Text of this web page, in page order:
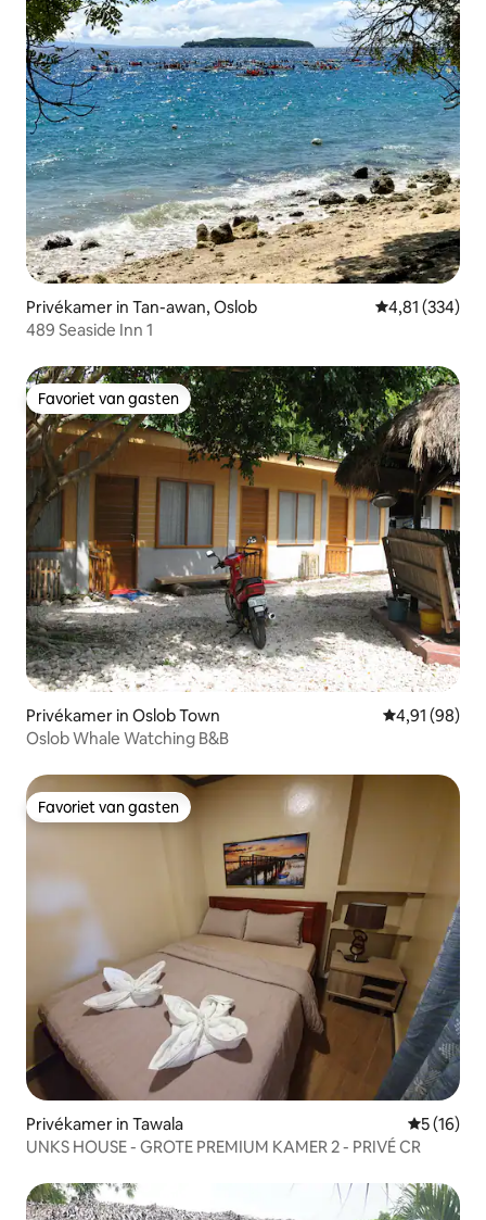
Privékamer in Tan-awan, Oslob Gemiddelde
4,81 (334)
489 Seaside Inn 1
Favoriet van gasten
Favoriet van gasten
Privékamer in Oslob Town Gemiddelde
4,91 (98)
Oslob Whale Watching B&B
Favoriet van gasten
Favoriet van gasten
Privékamer in Tawala
5 (16)
UNKS HOUSE - GROTE PREMIUM KAMER 2 - PRIVÉ CR